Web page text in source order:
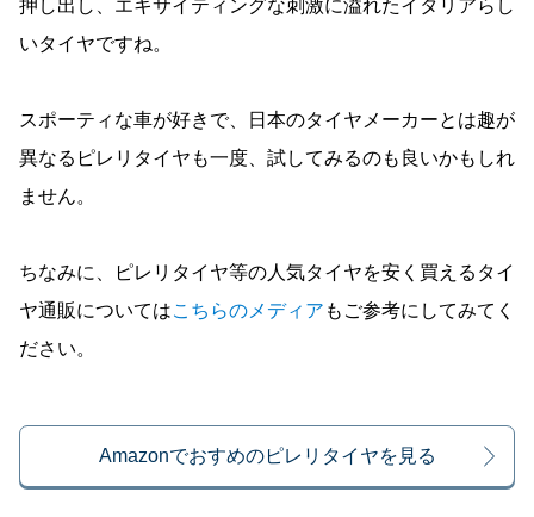
押し出し、エキサイティングな刺激に溢れたイタリアらし
いタイヤですね。
スポーティな車が好きで、日本のタイヤメーカーとは趣が
異なるピレリタイヤも一度、試してみるのも良いかもしれ
ません。
ちなみに、ピレリタイヤ等の人気タイヤを安く買えるタイ
ヤ通販についてはこちらのメディア もご参考にしてみてく
ださい。
Amazonでおすめのピレリタイヤを見る